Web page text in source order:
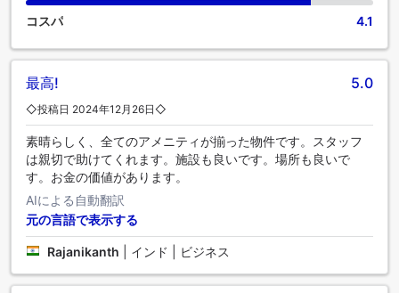
ーヒーは誰しもが嗜みます。敷地内のコーヒーショップで
は、毎朝、あるいはいつでも、淹れたての本格的なコーヒー
足いただけるお料理の数々をご堪能いただけます。 ご到着後
は、楽しい館内イブニングエンターテイメントをお見逃しな
設備で個人的に食事を用意しましょう。ご滞在中は、魅力的
なアクティビティやアメニティをお楽しみいただけます。 た
っぷり遊んだ後は、一日の最後をスパで過ごし、究極のリラ
クゼーションをご堪能ください。休暇中にフィットネスを楽
しみたいお客様は、フィットネスセンターをご利用くださ
い。
コスパ 4.1
最高! 5.0
◇投稿日 2024年12月26日◇
素晴らしく、全てのアメニティが揃った物件です。スタッフ
は親切で助けてくれます。施設も良いです。場所も良いで
す。お金の価値があります。
AIによる自動翻訳
元の言語で表示する
Rajanikanth インド | ビジネス